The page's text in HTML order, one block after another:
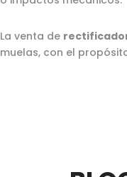
La venta de
muelas, con el